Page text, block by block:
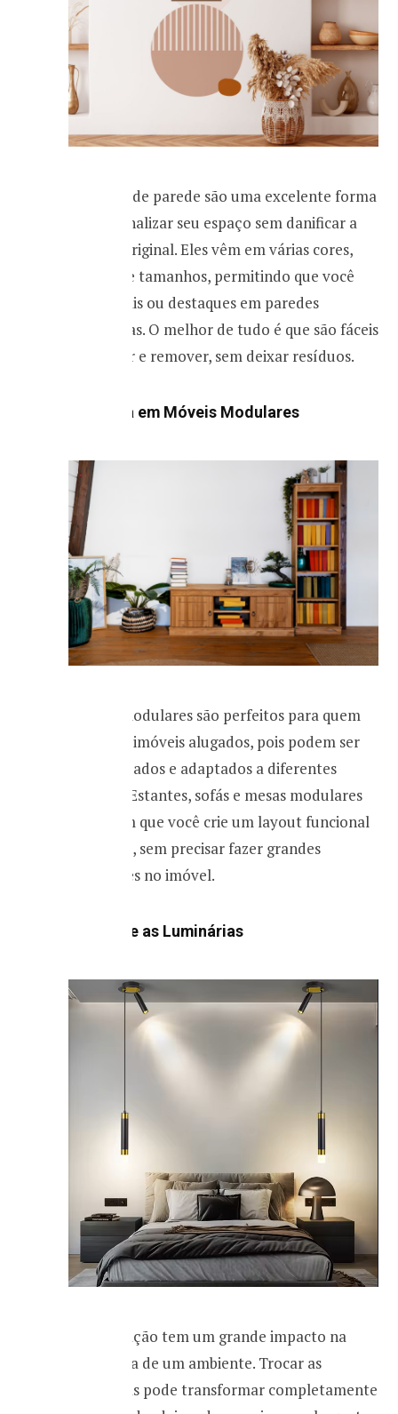
Adesivos de parede são uma excelente forma
de personalizar seu espaço sem danificar a
pintura original. Eles vêm em várias cores,
padrões e tamanhos, permitindo que você
crie murais ou destaques em paredes
específicas. O melhor de tudo é que são fáceis
de aplicar e remover, sem deixar resíduos.
2. Invista em Móveis Modulares
Móveis modulares são perfeitos para quem
mora em imóveis alugados, pois podem ser
reorganizados e adaptados a diferentes
espaços. Estantes, sofás e mesas modulares
permitem que você crie um layout funcional
e estiloso, sem precisar fazer grandes
alterações no imóvel.
3. Troque as Luminárias
A iluminação tem um grande impacto na
atmosfera de um ambiente. Trocar as
luminárias pode transformar completamente